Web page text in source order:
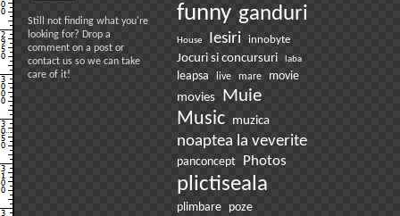
Still not finding what you're
looking for? Drop a
comment on a post or
contact us so we can take
care of it!
funny ganduri
House Iesiri innobyte
Jocuri si concursuri laba
leapsa live mare movie
movies
Muie
Music
muzica
noaptea la veverite
panconcept Photos
plictiseala
plimbare poze